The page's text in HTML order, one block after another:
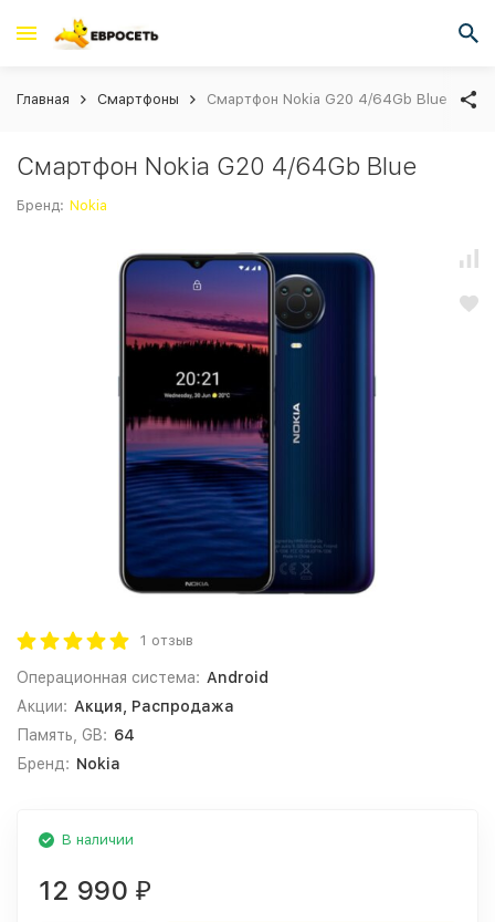
Главная Смартфоны Смартфон Nokia G20 4/64Gb Blue
Смартфон Nokia G20 4/64Gb Blue
Бренд: Nokia
1 отзыв
Операционная система: Android
Акции: Акция, Распродажа
Память, GB: 64
Бренд: Nokia
В наличии
12 990 ₽